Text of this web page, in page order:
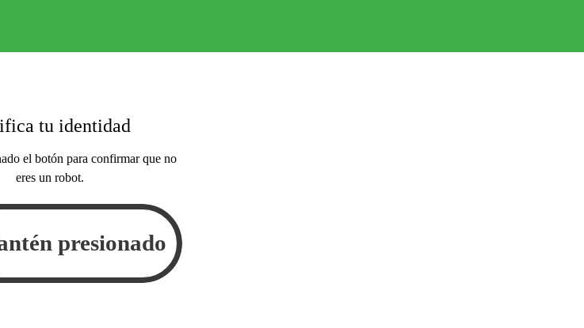
tu identidad
el botón para confirmar que no
eres un robot.